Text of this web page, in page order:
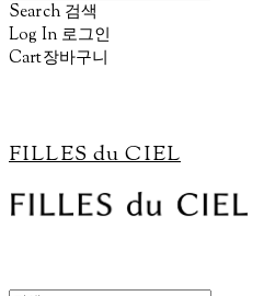
Search 검색
Log In 로그인
Cart장바구니
FILLES du CIEL